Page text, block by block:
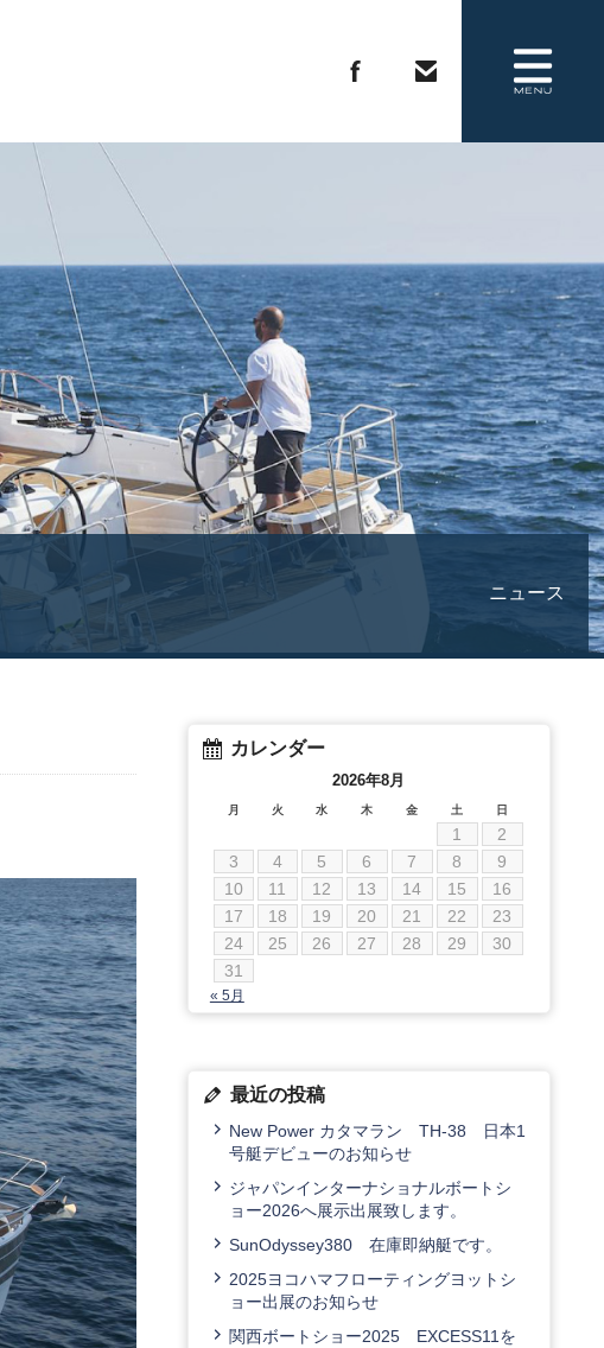
COMPANY
ニュース
カレンダー
2026年8月
月 火 水 木 金 土 日
1
2
3
4 5 6 7 8
9
10
11 12 13 14 15
16
17
18 19 20 21 22
23
24
25 26 27 28 29
30
31
« 5月
最近の投稿
New Power カタマラン TH-38 日本1
号艇デビューのお知らせ
ジャパンインターナショナルボートシ
ョー2026へ展示出展致します。
SunOdyssey380 在庫即納艇です。
2025ヨコハマフローティングヨットシ
ョー出展のお知らせ
関西ボートショー2025 EXCESS11を